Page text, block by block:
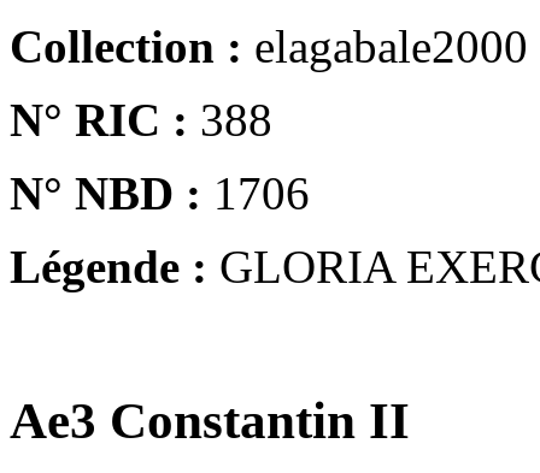
Collection : elagabale2000
N° RIC : 388
N° NBD : 1706
Légende : GLORIA
Ae3 Constantin II